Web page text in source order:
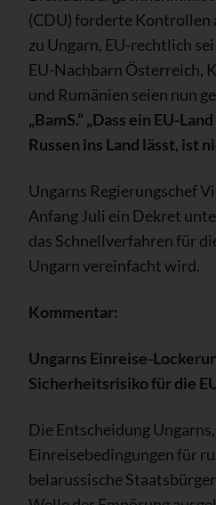
(CDU) forderte Kontrollen
zu Ungarn, EU-rechtlich
EU-Nachbarn Österreich,
und Rumänien seien nun
„BamS.“ „Dass ein EU-
Russen ins Land lässt, ist
Ungarns Regierungschef
Anfang Juli ein Dekret
das Schnellverfahren für
Ungarn vereinfacht wird.
Kommentar:
Ungarns Einreise-
Sicherheitsrisiko für die
Die Entscheidung
Einreisebedingungen für
belarussische